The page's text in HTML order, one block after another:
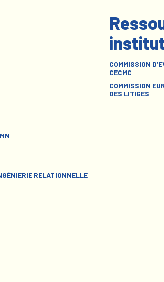
RELATIONNELLE
COMMISSION
CECMC
COMMISSION
DES LITIGES